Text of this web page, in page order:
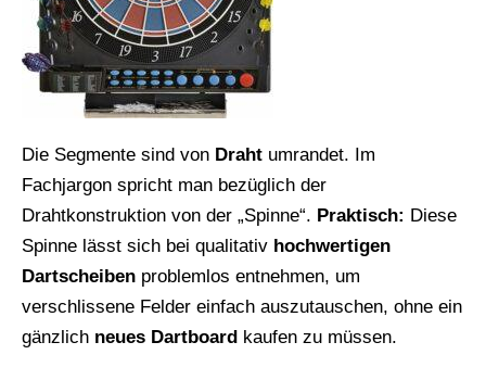
Die Segmente sind von Draht umrandet. Im
Fachjargon spricht man bezüglich der
Drahtkonstruktion von der „Spinne“. Praktisch: Diese
Spinne lässt sich bei qualitativ hochwertigen
Dartscheiben problemlos entnehmen, um
verschlissene Felder einfach auszutauschen, ohne ein
gänzlich neues Dartboard kaufen zu müssen.